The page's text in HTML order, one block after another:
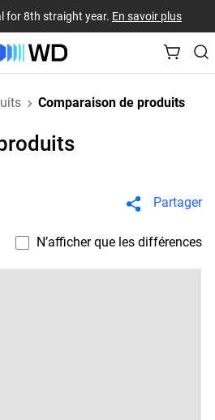
for 8th straight year. En savoir plus
Comparaison de produits
Partager
N’afficher que les différences